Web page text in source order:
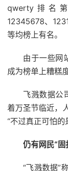
qwerty排名第
12345678、
等均榜上有名。
由于一些网
成为榜单上糟糕
飞溅数据公
着万圣节临近，
“不过真正可怕的
仍有网民“固
“飞溅数据”